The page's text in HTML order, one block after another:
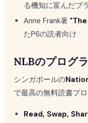
る機知に富んだブ
Anne Frank著
たP6の読者向け
NLBのプログ
シンガポールの
で最高の無料読書プ
Read, Swap,